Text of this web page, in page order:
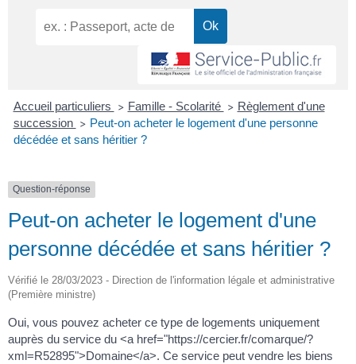
Accueil particuliers > Famille - Scolarité > Règlement d'une
succession > Peut-on acheter le logement d'une personne
décédée et sans héritier ?
Question-réponse
Peut-on acheter le logement d'une
personne décédée et sans héritier ?
Vérifié le 28/03/2023 - Direction de l'information légale et administrative
(Première ministre)
Oui, vous pouvez acheter ce type de logements uniquement
auprès du service du <a href="https://cercier.fr/comarque/?
xml=R52895">Domaine</a>. Ce service peut vendre les biens